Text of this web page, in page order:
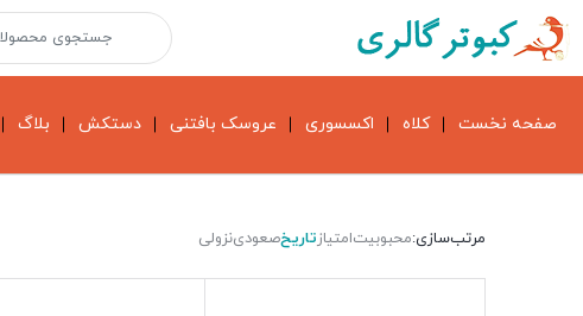
صفحه نخست کلاه اکسسوری عروسک بافتنی دستکش بلاگ
مرتب‌سازی:محبوبیتامتیازتاریخصعودینزولی